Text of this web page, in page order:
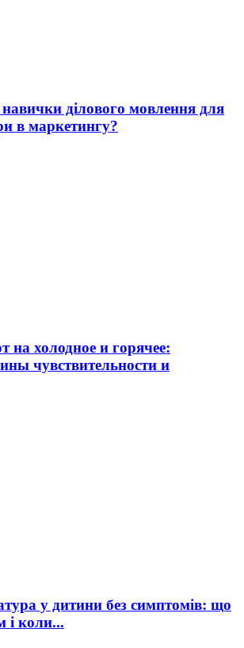
ділового мовлення для
в маркетингу?
на холодное и горячее:
чувствительности и
у дитини без симптомів: що
і коли...